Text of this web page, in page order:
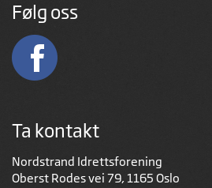
Følg oss
Ta kontakt
Nordstrand Idrettsforening
Oberst Rodes vei 79, 1165 Oslo